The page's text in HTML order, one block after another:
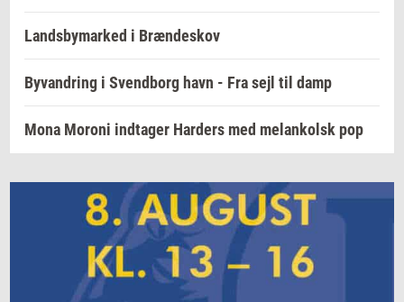
Landsbymarked i Brændeskov
Byvandring i Svendborg havn - Fra sejl til damp
Mona Moroni indtager Harders med melankolsk pop